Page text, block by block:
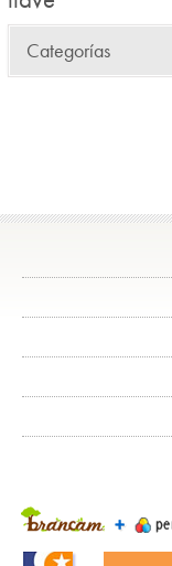
Categorías